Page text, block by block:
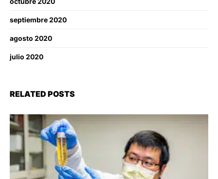
septiembre 2020
agosto 2020
julio 2020
RELATED POSTS